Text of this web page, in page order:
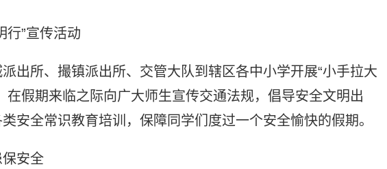
行”宣传活动
出所、撮镇派出所、交管大队到辖区各中小学开展“小手拉大
在假期来临之际向广大师生宣传交通法规，倡导安全文明出
安全常识教育培训，保障同学们度过一个安全愉快的假期。
安全